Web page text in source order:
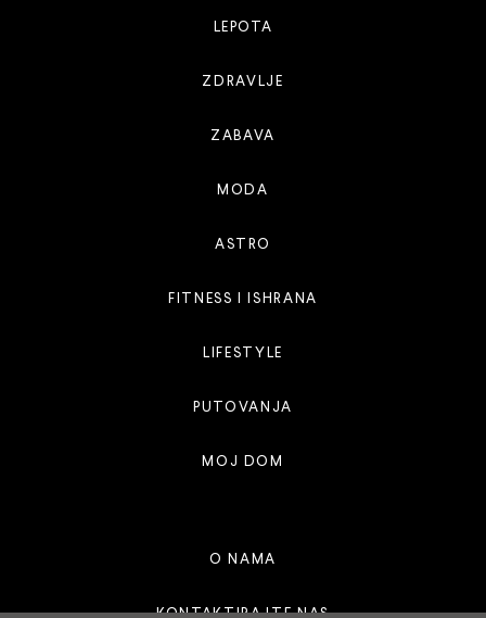
LEPOTA
ZDRAVLJE
ZABAVA
MODA
ASTRO
FITNESS I ISHRANA
LIFESTYLE
PUTOVANJA
MOJ DOM
O NAMA
KONTAKTIRAJTE NAS